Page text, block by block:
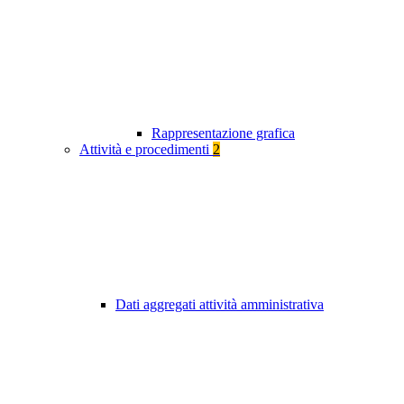
Rappresentazione grafica
Attività e procedimenti 2
Dati aggregati attività amministrativa